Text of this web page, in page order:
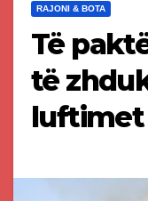
RAJONI & BOTA
Të
të
luftimet